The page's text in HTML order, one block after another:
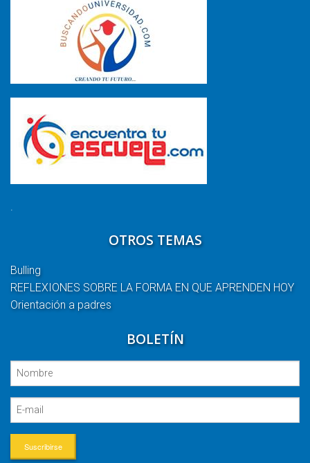
.
OTROS TEMAS
Bulling
REFLEXIONES SOBRE LA FORMA EN QUE APRENDEN HOY
Orientación a padres
BOLETÍN
Suscribirse